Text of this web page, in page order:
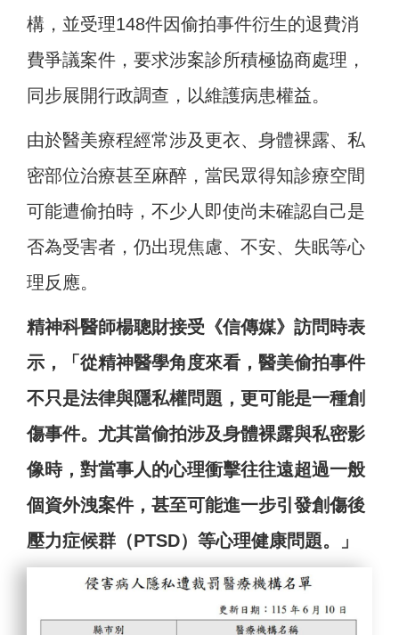
構，並受理148件因偷拍事件衍生的退費消
費爭議案件，要求涉案診所積極協商處理，
同步展開行政調查，以維護病患權益。
由於醫美療程經常涉及更衣、身體裸露、私
密部位治療甚至麻醉，當民眾得知診療空間
可能遭偷拍時，不少人即使尚未確認自己是
否為受害者，仍出現焦慮、不安、失眠等心
理反應。
精神科醫師楊聰財接受《信傳媒》訪問時表
示，「從精神醫學角度來看，醫美偷拍事件
不只是法律與隱私權問題，更可能是一種創
傷事件。尤其當偷拍涉及身體裸露與私密影
像時，對當事人的心理衝擊往往遠超過一般
個資外洩案件，甚至可能進一步引發創傷後
壓力症候群（PTSD）等心理健康問題。」